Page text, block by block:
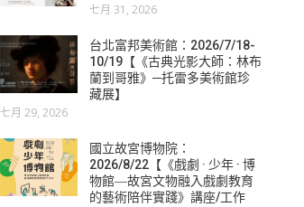
七月 31, 2026
台北富邦美術館：2026/7/18-
10/19【《古典光影大師：林布
蘭到哥雅》─托雷多美術館珍
藏展】
七月 29, 2026
國立故宮博物院：
2026/8/22【《戲劇 · 少年 · 博
物館―故宮文物融入戲劇教育
的藝術陪伴實踐》講座/工作